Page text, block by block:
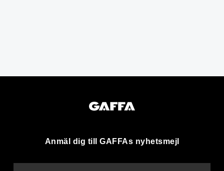
Anmäl dig till GAFFAs nyhetsmejl